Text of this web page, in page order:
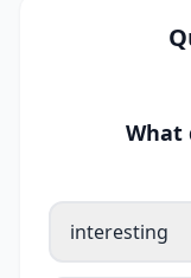
What
interesting